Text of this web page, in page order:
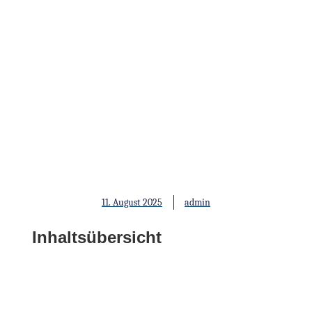
11. August 2025 admin
Inhaltsübersicht